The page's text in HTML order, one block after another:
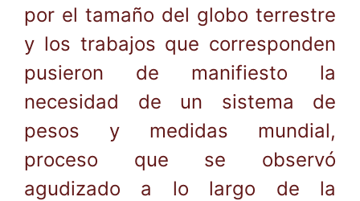
por el tamaño del globo terrestre
y los trabajos que corresponden
pusieron de manifiesto la
necesidad de un sistema de
pesos y medidas mundial,
proceso que se observó
agudizado a lo largo de la